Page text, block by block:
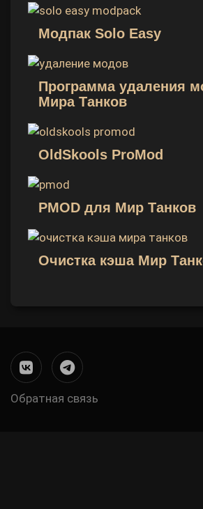
Модпак Solo Easy
Программа удаления
Мира Танков
OldSkools ProMod
PMOD для Мир Танков
Очистка кэша Мир
Обратная связь